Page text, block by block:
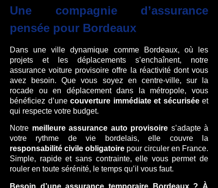
Une compagnie d’assurance
pensée pour Bordeaux
Dans une ville dynamique comme Bordeaux, où les
projets et les déplacements s’enchaînent, notre
assurance voiture provisoire offre la réactivité dont vous
avez besoin. Que vous soyez en centre-ville, sur la
rocade ou en déplacement dans la métropole, vous
bénéficiez d’une couverture immédiate et sécurisée et
qui respecte votre budget.
Notre meilleure assurance auto provisoire s’adapte à
votre rythme de vie bordelais, elle couvre la
responsabilité civile obligatoire pour circuler en France.
Simple, rapide et sans contrainte, elle vous permet de
rouler en toute sérénité, le temps qu’il vous faut.
Besoin d’une assurance temporaire Bordeaux ? À